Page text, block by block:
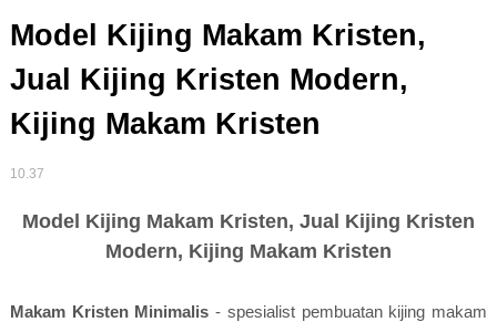
Model Kijing Makam Kristen,
Jual Kijing Kristen Modern,
Kijing Makam Kristen
10.37
Model Kijing Makam Kristen, Jual Kijing Kristen
Modern, Kijing Makam Kristen
Makam Kristen Minimalis - spesialist pembuatan kijing makam